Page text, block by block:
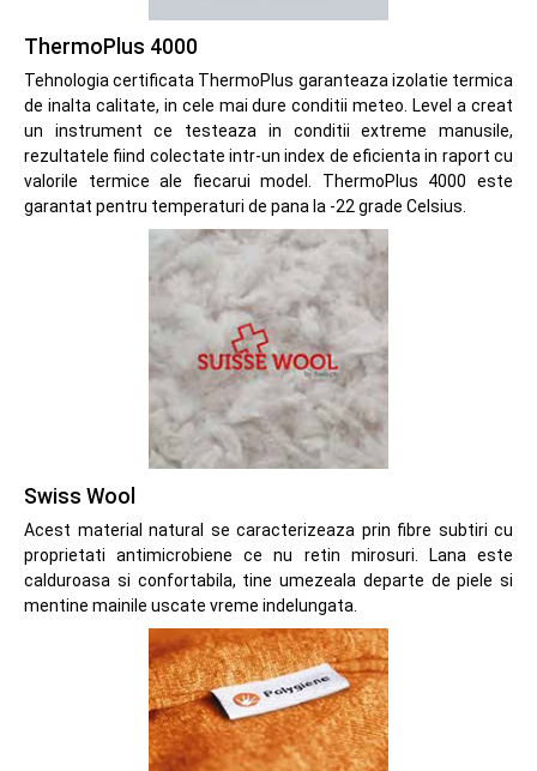
ThermoPlus 4000
Tehnologia certificata ThermoPlus garanteaza izolatie termica
de inalta calitate, in cele mai dure conditii meteo. Level a creat
un instrument ce testeaza in conditii extreme manusile,
rezultatele fiind colectate intr-un index de eficienta in raport cu
valorile termice ale fiecarui model. ThermoPlus 4000 este
garantat pentru temperaturi de pana la -22 grade Celsius.
Swiss Wool
Acest material natural se caracterizeaza prin fibre subtiri cu
proprietati antimicrobiene ce nu retin mirosuri. Lana este
calduroasa si confortabila, tine umezeala departe de piele si
mentine mainile uscate vreme indelungata.